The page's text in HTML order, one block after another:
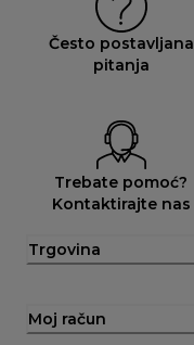
Često postavljana
pitanja
Trebate pomoć?
Kontaktirajte nas
Trgovina
Moj račun